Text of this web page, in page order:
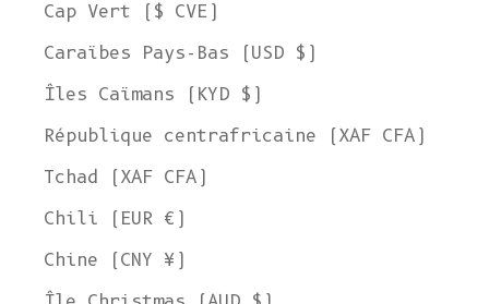
Cap Vert ($ CVE)
Caraïbes Pays-Bas (USD $)
Îles Caïmans (KYD $)
République centrafricaine (XAF CFA)
Tchad (XAF CFA)
Chili (EUR €)
Chine (CNY ¥)